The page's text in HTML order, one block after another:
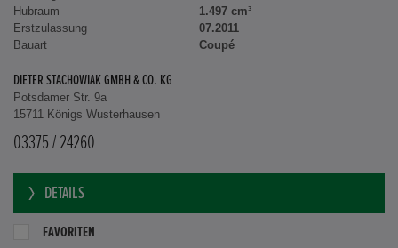
Hubraum
1.497 cm³
Erstzulassung
07.2011
Bauart
Coupé
DIETER STACHOWIAK GMBH & CO. KG
Potsdamer Str. 9a
15711 Königs Wusterhausen
03375 / 24260
DETAILS
FAVORITEN